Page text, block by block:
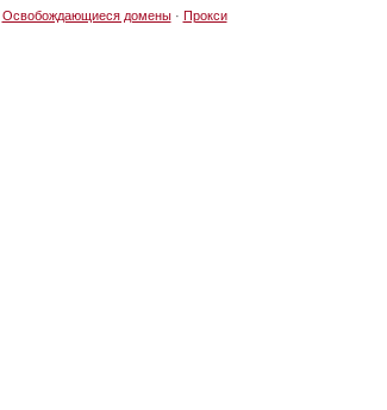
Освобождающиеся домены· Прокси